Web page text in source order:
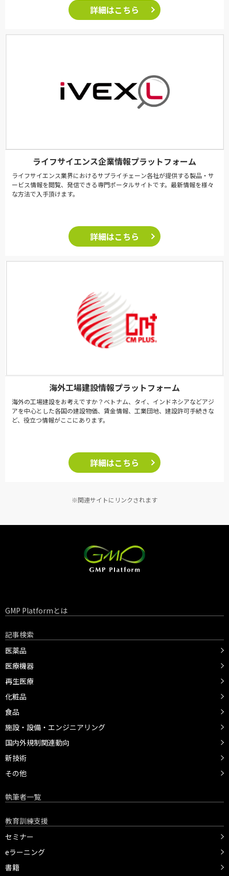
詳細はこちら
ライフサイエンス企業情報プラットフォーム
ライフサイエンス業界におけるサプライチェーン各社が提供する製品・サ
ービス情報を閲覧、発信できる専門ポータルサイトです。最新情報を様々
な方法で入手頂けます。
詳細はこちら
海外工場建設情報プラットフォーム
海外の工場建設をお考えですか？ベトナム、タイ、インドネシアなどアジ
アを中心とした各国の建設物価、賃金情報、工業団地、建設許可手続きな
ど、役立つ情報がここにあります。
詳細はこちら
※関連サイトにリンクされます
GMP Platformとは
記事検索
医薬品
医療機器
再生医療
化粧品
食品
施設・設備・エンジニアリング
国内外規制関連動向
新技術
その他
執筆者一覧
教育訓練支援
セミナー
eラーニング
書籍